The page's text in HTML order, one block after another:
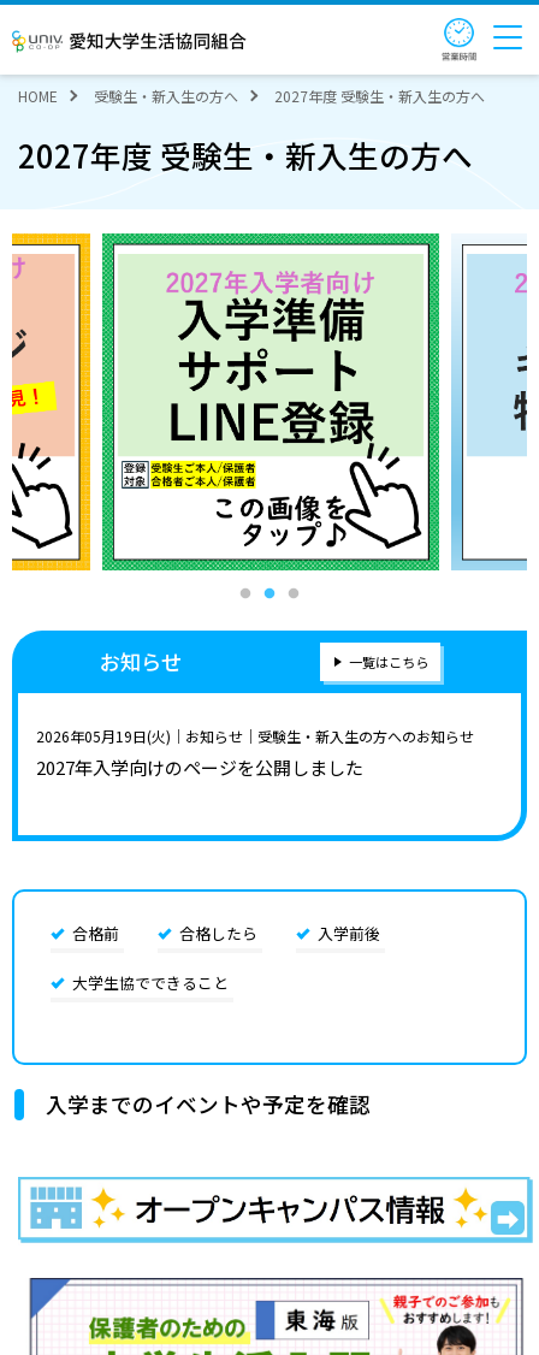
営業時
HOME 受験生・新入生の方へ 2027年度 受験生・新入生の方へ
2027年度 受験生・新入生の方へ
お知らせ 一覧はこちら
2026年05月19日(火) ｜お知らせ｜受験生・新入生の方へのお知らせ
2027年入学向けのページを公開しました
合格前 合格したら 入学前後
大学生協でできること
入学までのイベントや予定を確認